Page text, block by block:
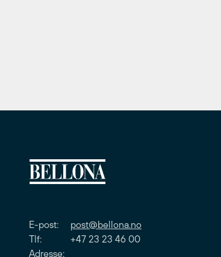
E-post: post@bellona.no
Tlf: +47 23 23 46 00
Adresse: